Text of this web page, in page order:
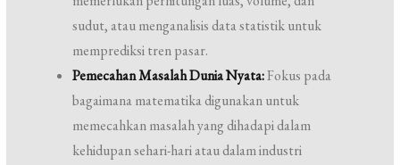
sudut, atau menganalisis data statistik untuk
memprediksi tren pasar.
Pemecahan Masalah Dunia Nyata:Fokus pada
bagaimana matematika digunakan untuk
memecahkan masalah yang dihadapi dalam
kehidupan sehari-hari atau dalam industri